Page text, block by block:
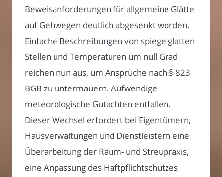
Beweisanforderungen für allgemeine Glätte
auf Gehwegen deutlich abgesenkt worden.
Einfache Beschreibungen von spiegelglatten
Stellen und Temperaturen um null Grad
reichen nun aus, um Ansprüche nach § 823
BGB zu untermauern. Aufwendige
meteorologische Gutachten entfallen.
Dieser Wechsel erfordert bei Eigentümern,
Hausverwaltungen und Dienstleistern eine
Überarbeitung der Räum- und Streupraxis,
eine Anpassung des Haftpflichtschutzes